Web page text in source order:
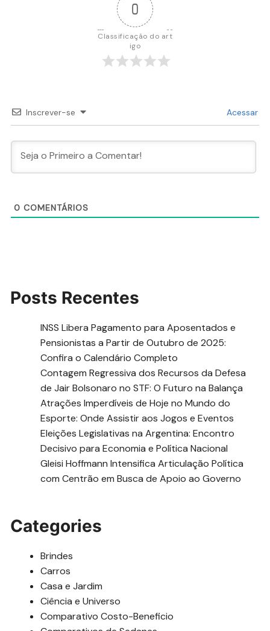
0
Classificação do art
igo
Inscrever-se Acessar
0 COMENTÁRIOS
Posts Recentes
INSS Libera Pagamento para Aposentados e
Pensionistas a Partir de Outubro de 2025:
Confira o Calendário Completo
Contagem Regressiva dos Recursos da Defesa
de Jair Bolsonaro no STF: O Futuro na Balança
Atrações Imperdíveis de Hoje no Mundo do
Esporte: Onde Assistir aos Jogos e Eventos
Eleições Legislativas na Argentina: Encontro
Decisivo para Economia e Política Nacional
Gleisi Hoffmann Intensifica Articulação Política
com Centrão em Busca de Apoio ao Governo
Categories
Brindes
Carros
Casa e Jardim
Ciência e Universo
Comparativo Costo-Beneficio